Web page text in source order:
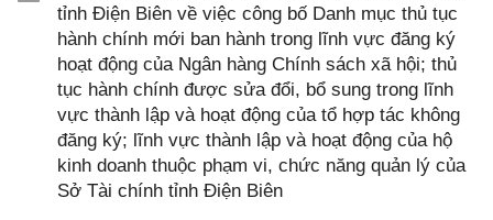
tỉnh Điện Biên về việc công bố Danh mục thủ tục
hành chính mới ban hành trong lĩnh vực đăng ký
hoạt động của Ngân hàng Chính sách xã hội; thủ
tục hành chính được sửa đổi, bổ sung trong lĩnh
vực thành lập và hoạt động của tổ hợp tác không
đăng ký; lĩnh vực thành lập và hoạt động của hộ
kinh doanh thuộc phạm vi, chức năng quản lý của
Sở Tài chính tỉnh Điện Biên